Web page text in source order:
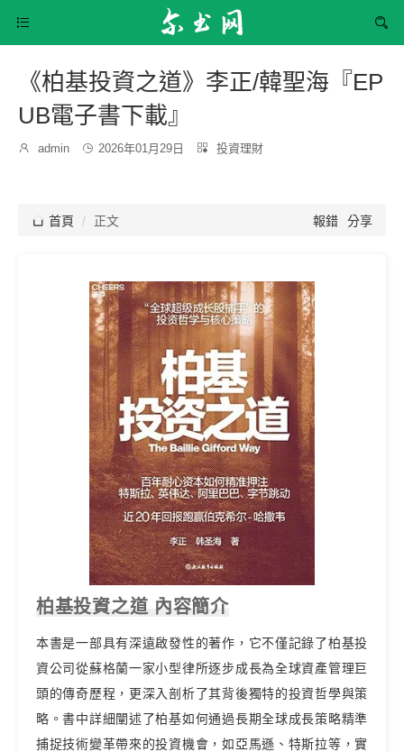


《柏基投資之道》李正/韓聖海『EP
UB電子書下載』

博
admin  發
2026年01月29日 
分
投資理財
 首頁 正文 報錯 分享
柏基投資之道 內容簡介
本書是一部具有深遠啟發性的著作，它不僅記錄了柏基投
資公司從蘇格蘭一家小型律所逐步成長為全球資產管理巨
頭的傳奇歷程，更深入剖析了其背後獨特的投資哲學與策
略。書中詳細闡述了柏基如何通過長期全球成長策略精準
捕捉技術變革帶來的投資機會，如亞馬遜、特斯拉等，實